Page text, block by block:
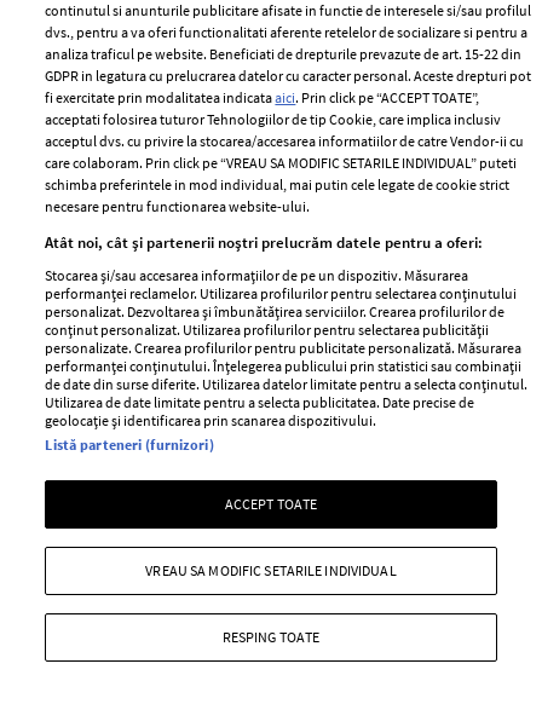
Rosu, culoarea sezonului toamna iarna
SEZON 20 noiembrie 2012
Sexy, cuceritoare, senzuala- orice fashionista stie ca
rosul este culoarea care o scoate din anonimat.
continutul si anunturile publicitare afisate in functie de interesele si/sau profilul
dvs., pentru a va oferi functionalitati aferente retelelor de socializare si pentru a
analiza traficul pe website. Beneficiati de drepturile prevazute de art. 15-22 din
GDPR in legatura cu prelucrarea datelor cu caracter personal. Aceste drepturi pot
fi exercitate prin modalitatea indicataaici. Prin click pe “ACCEPT TOATE”,
acceptati folosirea tuturor Tehnologiilor de tip Cookie, care implica inclusiv
acceptul dvs. cu privire la stocarea/accesarea informatiilor de catre Vendor-ii cu
care colaboram. Prin click pe “VREAU SA MODIFIC SETARILE INDIVIDUAL” puteti
schimba preferintele in mod individual, mai putin cele legate de cookie strict
necesare pentru functionarea website-ului.
Atât noi, cât și partenerii noștri prelucrăm datele pentru a oferi:
Stocarea și/sau accesarea informațiilor de pe un dispozitiv. Măsurarea
performanței reclamelor. Utilizarea profilurilor pentru selectarea conținutului
personalizat. Dezvoltarea și îmbunătățirea serviciilor. Crearea profilurilor de
conținut personalizat. Utilizarea profilurilor pentru selectarea publicității
personalizate. Crearea profilurilor pentru publicitate personalizată. Măsurarea
performanței conținutului. Înțelegerea publicului prin statistici sau combinații
de date din surse diferite. Utilizarea datelor limitate pentru a selecta conținutul.
Utilizarea de date limitate pentru a selecta publicitatea. Date precise de
geolocație și identificarea prin scanarea dispozitivului.
Listă parteneri (furnizori)
ACCEPT TOATE
RESPING TOATE
VREAU SA MODIFIC SETARILE INDIVIDUAL